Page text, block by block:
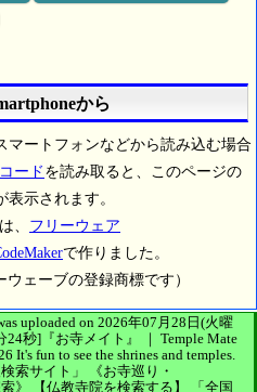
から
マートフォンなどから読み込む場合
ード を読み取ると、このページの
示されます。
、 フリーウェア
で作りました。
ウェーブの登録商標です）
uploaded on 2026年07月28日(火曜
24秒] 『お寺メイト』 ｜ Temple Mate
It's fun to see the shrines and temples.
索サイト」
《お寺巡り・
》
【仏教寺院を検索する】 「全国